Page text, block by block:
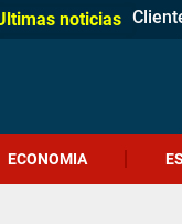
noticias Dia
Içara
Idosa
PM
ECONOMIA